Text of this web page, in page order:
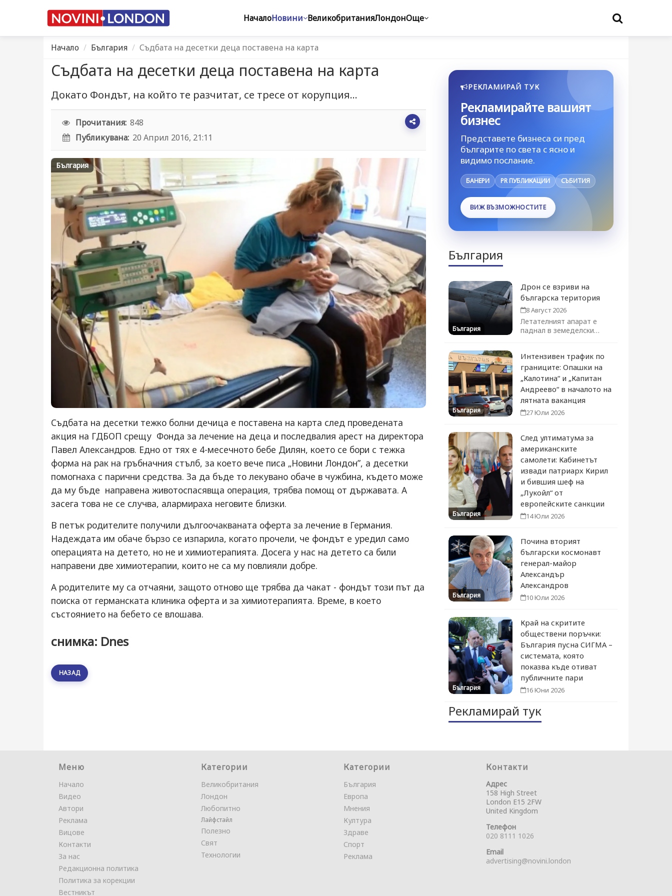
НачалоНовини ВеликобританияЛондонОще
Начало България Съдбата на десетки деца поставена на карта
Съдбата на десетки деца поставена на карта
Докато Фондът, на който те разчитат, се тресе от корупция...
Прочитания: 848
Публикувана: 20 Април 2016, 21:11
България
Съдбата на десетки тежко болни дечица е поставена на карта след проведената
акция на ГДБОП срещу Фонда за лечение на деца и последвалия арест на директора
Павел Александров. Едно от тях е 4-месечното бебе Дилян, което се бори с тежка
форма на рак на гръбначния стълб, за което вече писа „Новини Лондон”, а десетки
помогнаха с парични средства. За да бъде то лекувано обаче в чужбина, където може
да му бъде направена животоспасявща операция, трябва помощ от държавата. А
засега това не се случва, алармираха неговите близки.
В петък родителите получили дългоочакваната оферта за лечение в Германия.
Надеждата им обаче бързо се изпарила, когато прочели, че фондът е уредил само
операцията на детето, но не и химиотерапията. Досега у нас на детето са били
направени две химиотерапии, които не са му повлияли добре.
А родителите му са отчаяни, защото отново ще трябва да чакат - фондът този път да
поиска от германската клиника оферта и за химиотерапията. Време, в което
състоянието на бебето се влошава.
снимка: Dnes
НАЗАД
РЕКЛАМИРАЙ ТУК
Рекламирайте вашият
бизнес
Представете бизнеса си пред
българите по света с ясно и
видимо послание.
БАНЕРИ PR ПУБЛИКАЦИИ СЪБИТИЯ
ВИЖ ВЪЗМОЖНОСТИТЕ
България
България
Дрон се взриви на
българска територия
8 Август 2026
Летателният апарат е
паднал в земеделски
България
Интензивен трафик по
границите: Опашки на
„Калотина“ и „Капитан
Андреево“ в началото на
лятната ваканция
27 Юли 2026
България
След ултиматума за
американските
самолети: Кабинетът
извади патриарх Кирил
и бившия шеф на
„Лукойл“ от
европейските санкции
14 Юли 2026
България
Почина вторият
български космонавт
генерал-майор
Александър
Александров
10 Юли 2026
България
Край на скритите
обществени поръчки:
България пусна СИГМА –
системата, която
показва къде отиват
публичните пари
16 Юни 2026
Рекламирай тук
Меню
Начало
Видео
Автори
Реклама
Вицове
Контакти
За нас
Редакционна политика
Политика за корекции
Вестникът
Категории
Великобритания
Лондон
Любопитно
Лайфстайл
Полезно
Свят
Технологии
Категории
България
Европа
Мнения
Култура
Здраве
Спорт
Реклама
Контакти
Адрес
158 High Street
London E15 2FW
United Kingdom
Телефон
020 8111 1026
Email
advertising@novini.london